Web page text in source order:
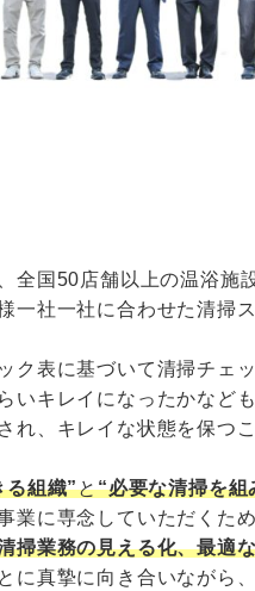
全国50店舗以上の温浴施
社一社に合わせた清掃
ク表に基づいて清掃チェ
キレイになったかなど
れ、キレイな状態を保つ
る組織”と“必要な清掃を
に専念していただくた
掃業務の見える化、最適
に真摯に向き合いながら